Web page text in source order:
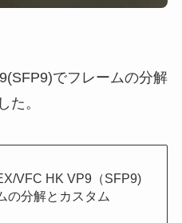
でフレームの分解
た。
VFC HK VP9（SFP9)
の分解とカスタム